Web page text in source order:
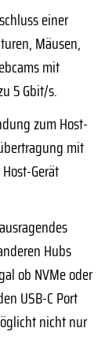
einer
Mäusen,
mit
5 Gbit/s.
zum Host-
mit
Gerät
Hubs
ob NVMe oder
USB-C Port
nicht nur